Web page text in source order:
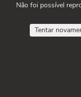
Não foi possível
Tentar